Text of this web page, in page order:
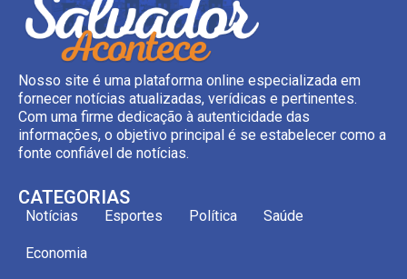
Nosso site é uma plataforma online especializada em
fornecer notícias atualizadas, verídicas e pertinentes.
Com uma firme dedicação à autenticidade das
informações, o objetivo principal é se estabelecer como a
fonte confiável de notícias.
CATEGORIAS
Notícias Esportes Política Saúde
Economia